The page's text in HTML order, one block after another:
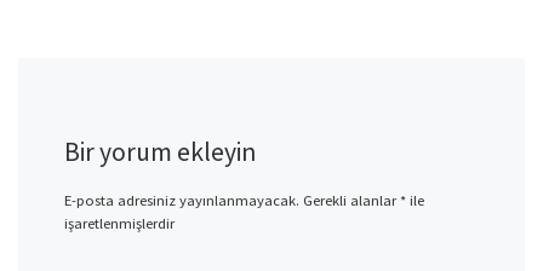
Bir yorum ekleyin
E-posta adresiniz yayınlanmayacak. Gerekli alanlar*ile
işaretlenmişlerdir